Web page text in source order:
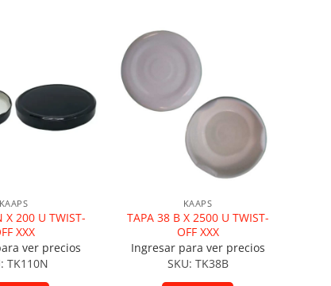
KAAPS
X 200 U TWIST-
XXX
ver precios
TK110N
Añadir a la lista de deseos
KAAPS
TAPA 38 B X 2500 U TWIST-
OFF XXX
Ingresar para ver precios
SKU: TK38B